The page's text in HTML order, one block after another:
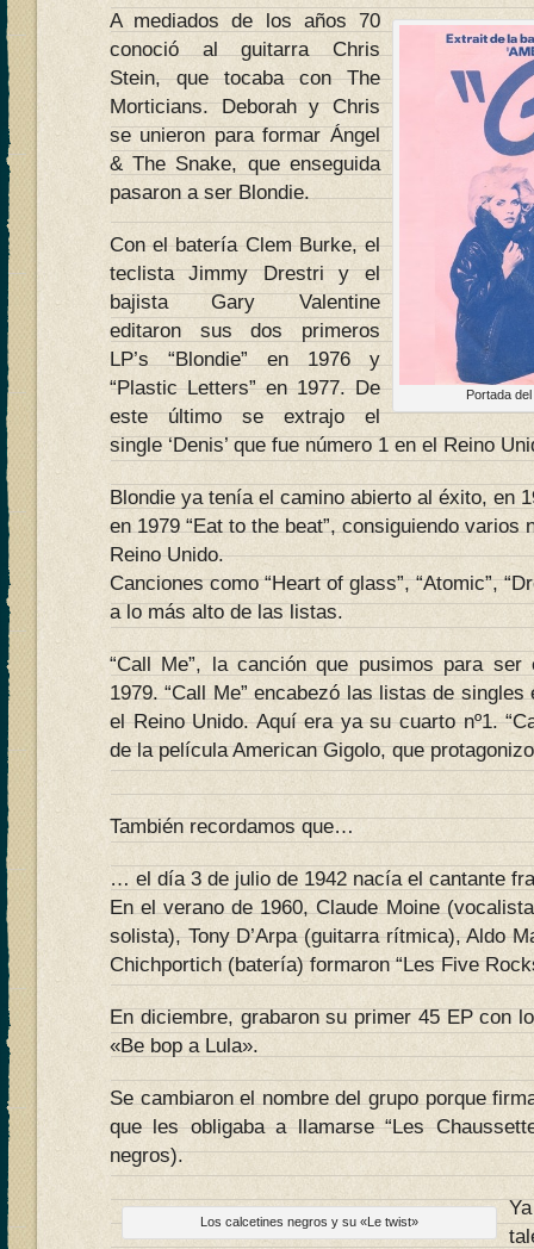
Portada
A mediados de los años 70
conoció al guitarra Chris
Stein, que tocaba con The
Morticians. Deborah y Chris
se unieron para formar Ángel
& The Snake, que enseguida
pasaron a ser Blondie.
Con el batería Clem Burke, el
teclista Jimmy Drestri y el
bajista Gary Valentine
editaron sus dos primeros
LP’s “Blondie” en 1976 y
“Plastic Letters” en 1977. De
este último se extrajo el
single ‘Denis’ que fue número 1 en el Reino
Blondie ya tenía el camino abierto al éxito, en
en 1979 “Eat to the beat”, consiguiendo varios
Reino Unido.
Canciones como “Heart of glass”, “Atomic”,
a lo más alto de las listas.
“Call Me”, la canción que pusimos para ser
1979. “Call Me” encabezó las listas de
el Reino Unido. Aquí era ya su cuarto nº1.
de la película American Gigolo, que
También recordamos que…
… el día 3 de julio de 1942 nacía el cantante
En el verano de 1960, Claude Moine
solista), Tony D’Arpa (guitarra rítmica), Aldo
Chichportich (batería) formaron “Les Five
En diciembre, grabaron su primer 45 EP con
«Be bop a Lula».
Se cambiaron el nombre del grupo porque
que les obligaba a llamarse “Les
negros).
Los calcetines negros y su «Le twist»